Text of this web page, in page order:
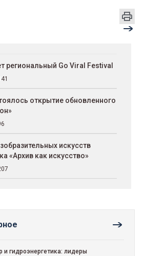
региональный Go Viral Festival
открытие обновленного
искусств
«Архив как искусство»
и гидроэнергетика: лидеры